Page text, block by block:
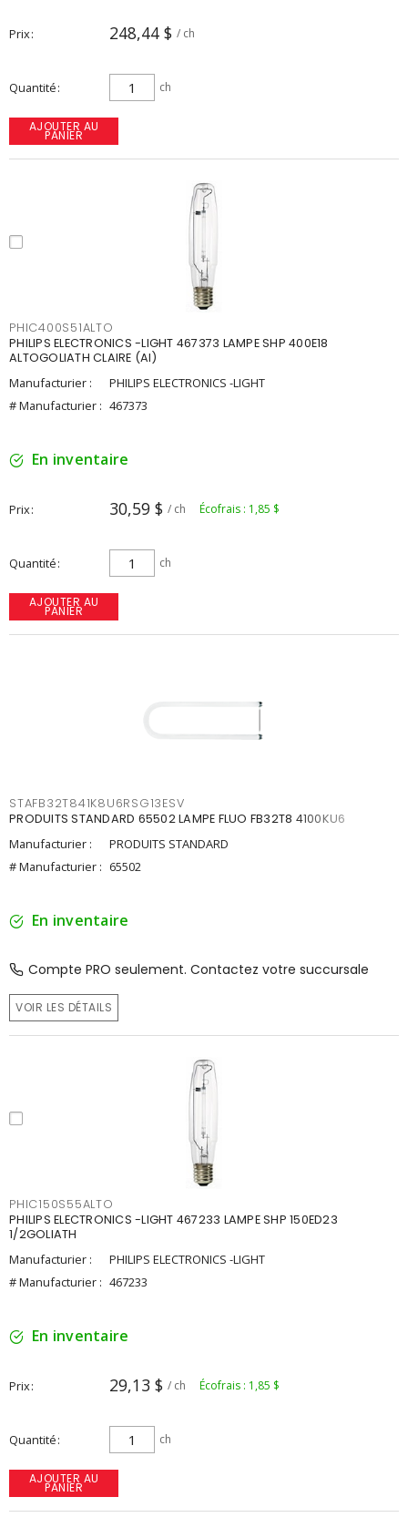
Prix 248,44 $ / ch
Quantité ch
AJOUTER AU
PANIER
PHIC400S51ALTO
PHILIPS ELECTRONICS -LIGHT 467373 LAMPE SHP 400E18
ALTOGOLIATH CLAIRE (AI)
Manufacturier :
PHILIPS ELECTRONICS -LIGHT
# Manufacturier : 467373
En inventaire
Prix 30,59 $ / ch Écofrais : 1,85 $
Quantité ch
AJOUTER AU
PANIER
STAFB32T841K8U6RSG13ESV
PRODUITS STANDARD 65502 LAMPE FLUO FB32T8 4100KU6
Manufacturier :
PRODUITS STANDARD
# Manufacturier : 65502
En inventaire
Compte PRO seulement. Contactez votre succursale
VOIR LES DÉTAILS
PHIC150S55ALTO
PHILIPS ELECTRONICS -LIGHT 467233 LAMPE SHP 150ED23
1/2GOLIATH
Manufacturier :
PHILIPS ELECTRONICS -LIGHT
# Manufacturier : 467233
En inventaire
Prix 29,13 $ / ch Écofrais : 1,85 $
Quantité ch
AJOUTER AU
PANIER